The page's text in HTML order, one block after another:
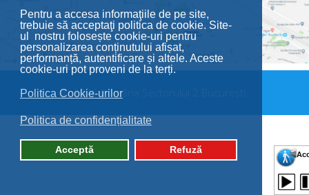
Pentru a accesa informaţiile de pe site,
trebuie să acceptaţi politica de cookie. Site-
ul nostru folosește cookie-uri pentru
personalizarea conținutului afișat,
performanță, autentificare și altele. Aceste
cookie-uri pot proveni de la terți.
Politica Cookie-urilor
Politica de confidențialitate
Acceptă Refuză
© 2026 Primăria Sectorului 2 București.